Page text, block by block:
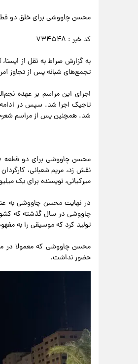
محسن چاووشی برای خلق دو
کد خبر : ۷۳۴۵۴۸
تجمع‌های شبانه پس از تجاوز
اجرای این مراسم بر عهده
تاجیک اجرا شد. سپس در
شد. همچنین پس از مراسم
محسن چاووشی برای دو قطعه
میرکیانی، نویسنده برای یک
در نهایت محسن چاووشی به
تولید کرد که موسیقی را به
محسن چاووشی که معمولا در
حضور نداشت.